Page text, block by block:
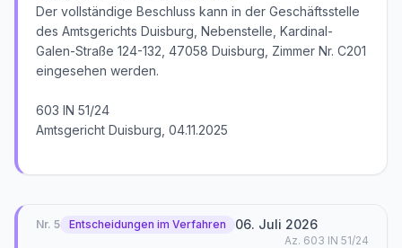
Der vollständige Beschluss kann in der Geschäftsstelle
des Amtsgerichts Duisburg, Nebenstelle, Kardinal-
Galen-Straße 124-132, 47058 Duisburg, Zimmer Nr. C201
eingesehen werden.
603 IN 51/24
Amtsgericht Duisburg, 04.11.2025
Nr. 5 Entscheidungen im Verfahren 06. Juli 2026
Az. 603 IN 51/24